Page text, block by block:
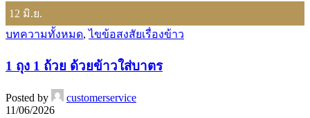
12 มิ.ย.
บทความทั้งหมด,ไขข้อสงสัยเรื่องข้าว
1 ถุง 1 ถ้วย ด้วยข้าวใส่บาตร
Posted by
customerservice
11/06/2026